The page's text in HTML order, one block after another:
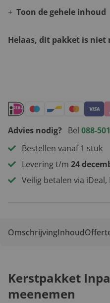
Toon de gehele inhoud
Helaas, dit pakket is niet
Advies nodig? Bel 088-
Bestellen vanaf 1 stuk
Levering t/m 24
Veilig betalen via
OmschrijvingInhoud
Kerstpakket
meenemen